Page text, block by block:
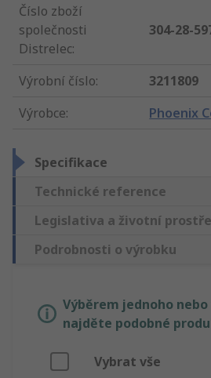
Číslo zboží
společnosti
Distrelec:
304-28-
Výrobní číslo:
3211809
Výrobce: Phoenix
Specifikace
Technické reference
Legislativa a životní
Podrobnosti o výrobku
Výběrem jednoho
najděte podobné
Vybrat vše